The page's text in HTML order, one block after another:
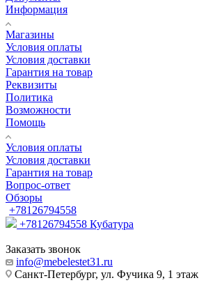
Информация
Магазины
Условия оплаты
Условия доставки
Гарантия на товар
Реквизиты
Политика
Возможности
Помощь
Условия оплаты
Условия доставки
Гарантия на товар
Вопрос-ответ
Обзоры
+78126794558
+78126794558 Кубатура
Заказать звонок
info@mebelestet31.ru
Санкт-Петербург, ул. Фучика 9, 1 этаж